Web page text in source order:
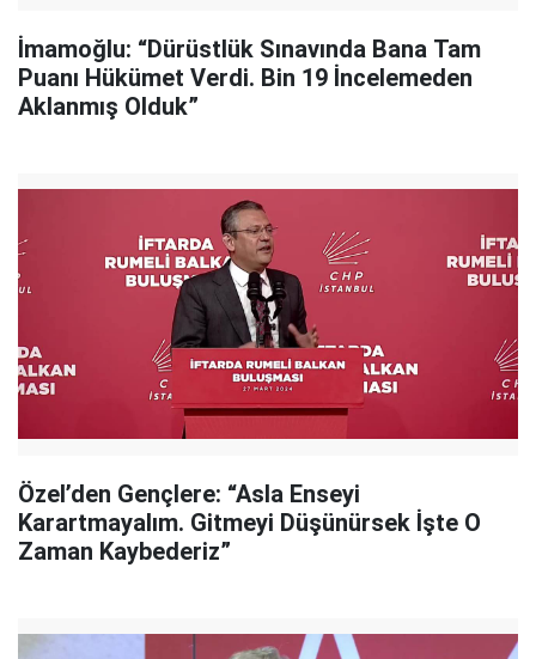
İmamoğlu: “Dürüstlük Sınavında Bana Tam
Puanı Hükümet Verdi. Bin 19 İncelemeden
Aklanmış Olduk”
Özel’den Gençlere: “Asla Enseyi
Karartmayalım. Gitmeyi Düşünürsek İşte O
Zaman Kaybederiz”